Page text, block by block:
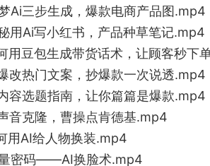
Ai三步生成，爆款电商产品图.mp4
用Ai写小红书，产品种草笔记.mp4
用豆包生成带货话术，让顾客秒下
改热门文案，抄爆款一次说透.mp4
容选题指南，让你篇篇是爆款.mp4
音克隆，曹操点肯德基.mp4
用AI给人物换装.mp4
密码——AI换脸术.mp4